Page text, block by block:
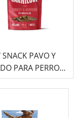
SNACK PAVO Y
PARA PERRO